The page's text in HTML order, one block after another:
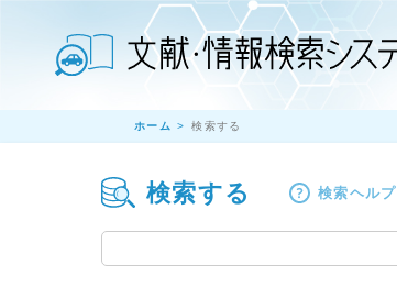
ホーム 検索する
検索する 検索ヘルプ